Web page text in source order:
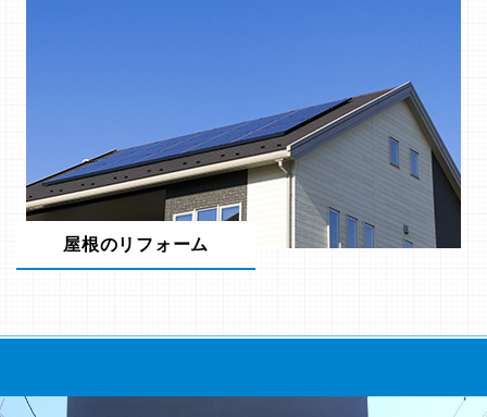
屋根のリフォーム